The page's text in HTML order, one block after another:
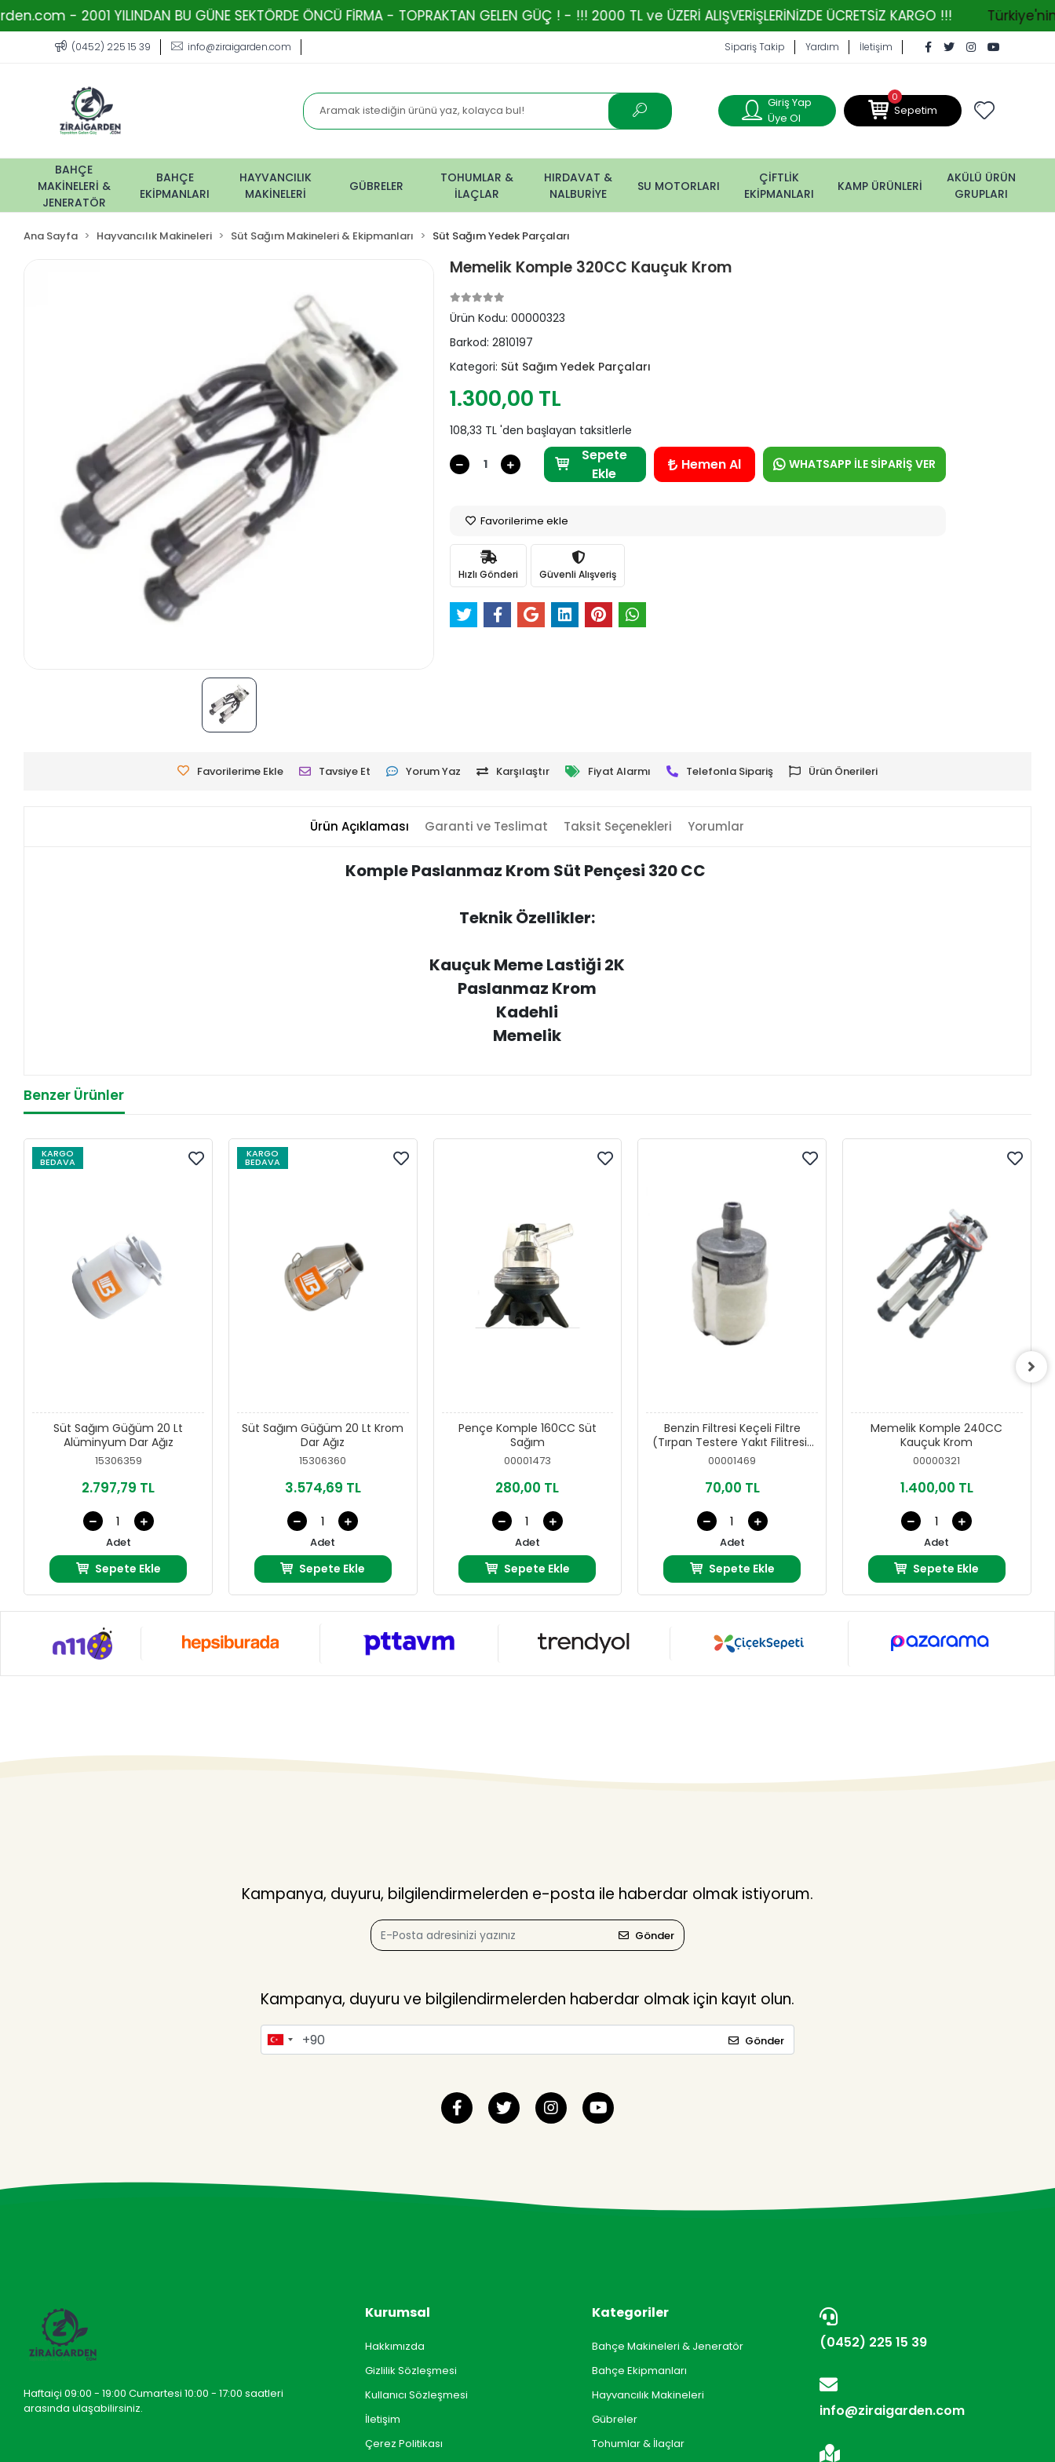
YILINDAN BU GÜNE SEKTÖRDE ÖNCÜ FİRMA - TOPRAKTAN GELEN GÜÇ ! - !!! 2000 TL ve ÜZERİ ALIŞVERİŞLERİNİZDE ÜCRETSİZ KARGO !!! Türkiye'nin Tarım
(0452) 225 15 39 info@ziraigarden.com Sipariş Takip Yardım İletişim
Giriş Yap
Üye Ol
0
Sepetim
BAHÇE
MAKİNELERİ &
JENERATÖR
BAHÇE
EKİPMANLARI
HAYVANCILIK
MAKİNELERİ
GÜBRELER
TOHUMLAR &
İLAÇLAR
HIRDAVAT &
NALBURİYE
SU MOTORLARI
ÇİFTLİK
EKİPMANLARI
KAMP ÜRÜNLERİ
AKÜLÜ ÜRÜN
GRUPLARI
Ana Sayfa Hayvancılık Makineleri Süt Sağım Makineleri & Ekipmanları Süt Sağım Yedek Parçaları
Memelik Komple 320CC Kauçuk Krom
Ürün Kodu:00000323
Barkod:2810197
Kategori: Süt Sağım Yedek Parçaları
1.300,00 TL
108,33 TL 'den başlayan taksitlerle
Sepete
Ekle
Hemen Al WHATSAPP İLE SİPARİŞ VER
Favorilerime ekle
Hızlı Gönderi Güvenli Alışveriş
Favorilerime Ekle Tavsiye Et Yorum Yaz Karşılaştır Fiyat Alarmı Telefonla Sipariş Ürün Önerileri
Ürün Açıklaması Garanti ve Teslimat Taksit Seçenekleri Yorumlar
Komple Paslanmaz Krom Süt Pençesi 320 CC
Teknik Özellikler:
Kauçuk Meme Lastiği 2K
Paslanmaz Krom
Kadehli
Memelik
Benzer Ürünler
KARGO
BEDAVA
Süt Sağım Güğüm 20 Lt
Alüminyum Dar Ağız
15306359
2.797,79 TL
Adet
Sepete Ekle
KARGO
BEDAVA
Süt Sağım Güğüm 20 Lt Krom
Dar Ağız
15306360
3.574,69 TL
Adet
Sepete Ekle
Pençe Komple 160CC Süt
Sağım
00001473
280,00 TL
Adet
Sepete Ekle
Benzin Filtresi Keçeli Filtre
(Tırpan Testere Yakıt Filitresi)
USA
00001469
70,00 TL
Adet
Sepete Ekle
Memelik Komple 240CC
Kauçuk Krom
00000321
1.400,00 TL
Adet
Sepete Ekle
Kampanya, duyuru, bilgilendirmelerden e-posta ile haberdar olmak istiyorum.
Gönder
Kampanya, duyuru ve bilgilendirmelerden haberdar olmak için kayıt olun.
Gönder
Haftaiçi 09:00 - 19:00 Cumartesi 10:00 - 17:00 saatleri
arasında ulaşabilirsiniz.
Kurumsal
Hakkımızda
Gizlilik Sözleşmesi
Kullanıcı Sözleşmesi
İletişim
Çerez Politikası
Kategoriler
Bahçe Makineleri & Jeneratör
Bahçe Ekipmanları
Hayvancılık Makineleri
Gübreler
Tohumlar & İlaçlar
(0452) 225 15 39
info@ziraigarden.com